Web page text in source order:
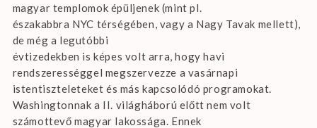
magyar templomok épüljenek (mint pl.
északabbra NYC térségében, vagy a Nagy Tavak mellett),
de még a legutóbbi
évtizedekben is képes volt arra, hogy havi
rendszerességgel megszervezze a vasárnapi
istentiszteleteket és más kapcsolódó programokat.
Washingtonnak a II. világháború előtt nem volt
számottevő magyar lakossága. Ennek